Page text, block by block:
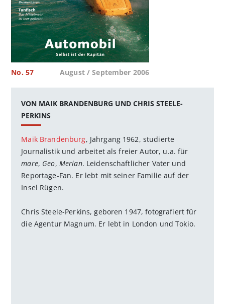
No. 57 August / September 2006
VON MAIK BRANDENBURG UND CHRIS STEELE-
PERKINS
Maik Brandenburg, Jahrgang 1962, studierte
Journalistik und arbeitet als freier Autor, u.a. für
mare, Geo, Merian. Leidenschaftlicher Vater und
Reportage-Fan. Er lebt mit seiner Familie auf der
Insel Rügen.
Chris Steele-Perkins, geboren 1947, fotografiert für
die Agentur Magnum. Er lebt in London und Tokio.